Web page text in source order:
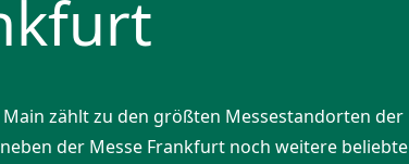
zählt zu den größten Messe­stand­orten der
der Messe Frankfurt noch weitere beliebte